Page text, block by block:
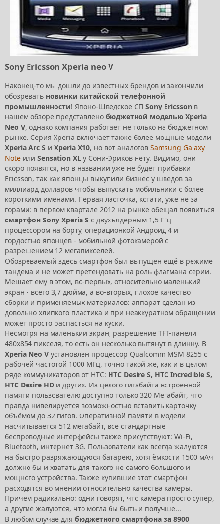
Sony Ericsson Xperia neo V
Наконец-то мы дошли до известных брендов и закончили
обозревать новинки китайской телефонной
промышленности! Японо-Шведское СП Sony Ericsson в
нашем обзоре представлено бюджетной моделью Xperia
Neo V, однако компания работает не только на бюджетном
рынке. Серия Xperia включает также более мощные модели
Xperia Arc S и Xperia X10, но вот аналогов Samsung Galaxy
Note или Sensation XL у Сони-Эриков нету. Видимо, они
скоро появятся, но в названии уже не будет прибавки
Ericsson, так как японцы выкупили бизнес у шведов за
миллиард долларов чтобы выпускать мобильники с более
короткими именами. Первая ласточка, кстати, уже не за
горами: в первом квартале 2012 на рынке обещал появиться
смартфон Sony Xperia S с двухъядерным 1,5 ГГц
процессором на борту, операционкой Андроид 4 и
гордостью японцев - мобильной фотокамерой с
разрешением 12 мегапикселей.
Обозреваемый здесь смартфон был выпущен ещё в режиме
тандема и не может претендовать на роль флагмана серии.
Мешает ему в этом, во-первых, относительно маленький
экран - всего 3,7 дюйма, а во-вторых, плохое качество
сборки и применяемых материалов: аппарат сделан из
довольно хлипкого пластика и при неаккуратном обращении
может просто распасться на куски.
Несмотря на маленький экран, разрешение TFT-панели
480x854 пикселя, то есть он несколько вытянут в длинну. В
Xperia Neo V установлен процессор Qualcomm MSM 8255 с
рабочей частотой 1000 МГц, точно такой же, как и в целом
ряде коммуникаторов от HTC: HTC Desire S, HTC Incredible S,
HTC Desire HD и других. Из целого гигабайта встроенной
памяти пользователю доступно только 320 Мегабайт, что
правда нивелируется возможностью вставить карточку
объёмом до 32 гигов. Оперативной памяти в модели
насчитывается 512 мегабайт, все стандартные
беспроводные интерфейсы также присутствуют: Wi-Fi,
Bluetooth, интернет 3G. Пользователи как всегда жалуются
на быстро разряжающуюся батарею, хотя ёмкости 1500 мАч
должно бы и хватать для такого не самого большого и
мощного устройства. Также купившие этот смартфон
расходятся во мнении относительно качества камеры.
Причём радикально: одни говорят, что камера просто супер,
а другие жалуются, что могла бы быть и получше...
В любом случае для бюджетного смартфона за 8900